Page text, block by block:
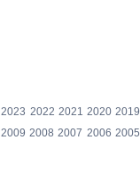
2023 2022 2021 2020 2019
2009 2008 2007 2006 2005